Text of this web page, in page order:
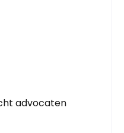
advocaten